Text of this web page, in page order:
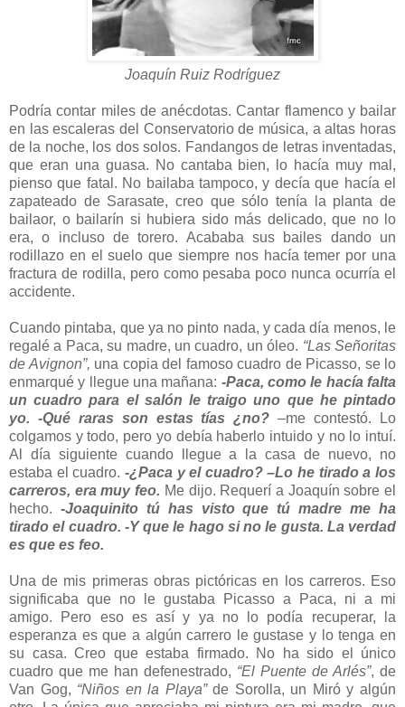
Joaquín Ruiz Rodríguez
Podría contar miles de anécdotas. Cantar flamenco y bailar
en las escaleras del Conservatorio de música, a altas horas
de la noche, los dos solos. Fandangos de letras inventadas,
que eran una guasa. No cantaba bien, lo hacía muy mal,
pienso que fatal. No bailaba tampoco, y decía que hacía el
zapateado de Sarasate, creo que sólo tenía la planta de
bailaor, o bailarín si hubiera sido más delicado, que no lo
era, o incluso de torero. Acababa sus bailes dando un
rodillazo en el suelo que siempre nos hacía temer por una
fractura de rodilla, pero como pesaba poco nunca ocurría el
accidente.
Cuando pintaba, que ya no pinto nada, y cada día menos, le
regalé a Paca, su madre, un cuadro, un óleo. “Las Señoritas
de Avignon”, una copia del famoso cuadro de Picasso, se lo
enmarqué y llegue una mañana: -Paca, como le hacía falta
un cuadro para el salón le traigo uno que he pintado
yo. -Qué raras son estas tías ¿no? –me contestó. Lo
colgamos y todo, pero yo debía haberlo intuido y no lo intuí.
Al día siguiente cuando llegue a la casa de nuevo, no
estaba el cuadro. -¿Paca y el cuadro?–Lo he tirado a los
carreros, era muy feo. Me dijo. Requerí a Joaquín sobre el
hecho. -Joaquinito tú has visto que tú madre me ha
tirado el cuadro. -Y que le hago si no le gusta. La verdad
es que es feo.
Una de mis primeras obras pictóricas en los carreros. Eso
significaba que no le gustaba Picasso a Paca, ni a mi
amigo. Pero eso es así y ya no lo podía recuperar, la
esperanza es que a algún carrero le gustase y lo tenga en
su casa. Creo que estaba firmado. No ha sido el único
cuadro que me han defenestrado, “El Puente de Arlés”, de
Van Gog, “Niños en la Playa”de Sorolla, un Miró y algún